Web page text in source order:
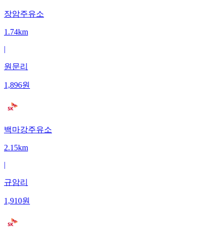
장암주유소
1.74km
|
원문리
1,896원
백마강주유소
2.15km
|
규암리
1,910원